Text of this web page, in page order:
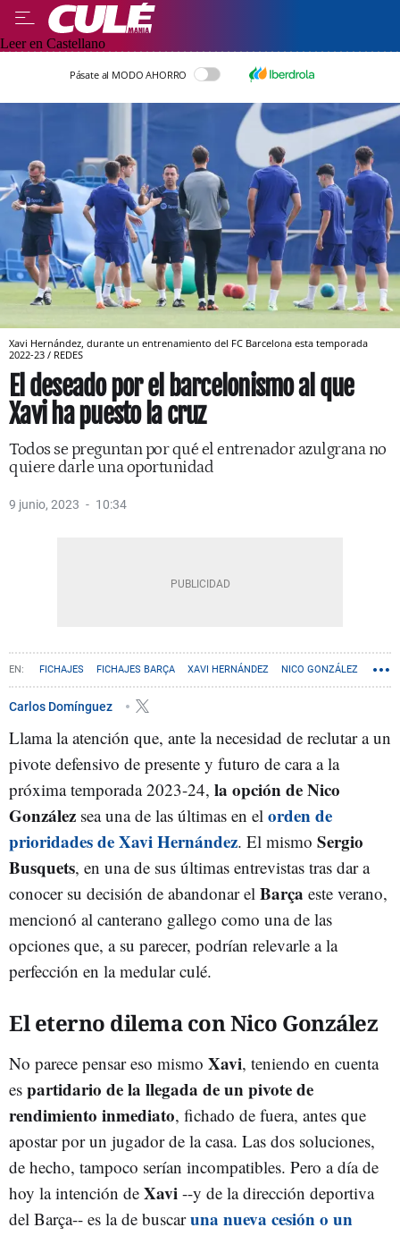
Leer en Castellano
Pásate al MODO AHORRO
Xavi Hernández, durante un entrenamiento del FC Barcelona esta temporada
2022-23 / REDES
El deseado por el barcelonismo al que
Xavi ha puesto la cruz
Todos se preguntan por qué el entrenador azulgrana no
quiere darle una oportunidad
9 junio, 2023 10:34
FICHAJES FICHAJES BARÇA XAVI HERNÁNDEZ NICO GONZÁLEZ
Carlos Domínguez
Llama la atención que, ante la necesidad de reclutar a un
pivote defensivo de presente y futuro de cara a la
próxima temporada 2023-24, la opción de Nico
González sea una de las últimas en el orden de
prioridades de Xavi Hernández. El mismo Sergio
Busquets, en una de sus últimas entrevistas tras dar a
conocer su decisión de abandonar el Barça este verano,
mencionó al canterano gallego como una de las
opciones que, a su parecer, podrían relevarle a la
perfección en la medular culé.
El eterno dilema con Nico González
No parece pensar eso mismo Xavi, teniendo en cuenta
es partidario de la llegada de un pivote de
rendimiento inmediato, fichado de fuera, antes que
apostar por un jugador de la casa. Las dos soluciones,
de hecho, tampoco serían incompatibles. Pero a día de
hoy la intención de Xavi --y de la dirección deportiva
del Barça-- es la de buscaruna nueva cesión o un